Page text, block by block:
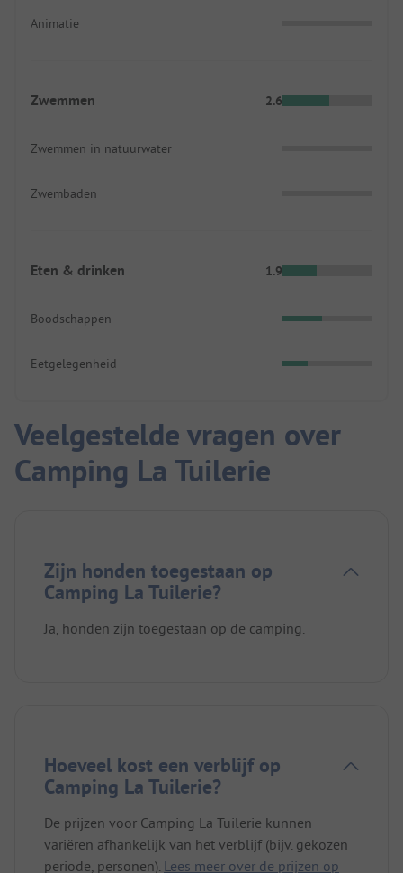
Animatie
Zwemmen 2.6
Zwemmen in natuurwater
Zwembaden
Eten & drinken 1.9
Boodschappen
Eetgelegenheid
Veelgestelde vragen over
Camping La Tuilerie
Zijn honden toegestaan op
Camping La Tuilerie?
Ja, honden zijn toegestaan op de camping.
Hoeveel kost een verblijf op
Camping La Tuilerie?
De prijzen voor Camping La Tuilerie kunnen
variëren afhankelijk van het verblijf (bijv. gekozen
periode, personen). Lees meer over de prijzen op